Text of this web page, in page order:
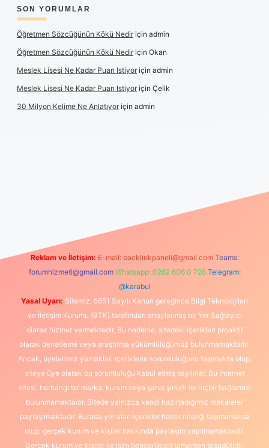
SON YORUMLAR
Öğretmen Sözcüğünün Kökü Nediriçin admin
Öğretmen Sözcüğünün Kökü Nediriçin Okan
Meslek Lisesi Ne Kadar Puan Istiyoriçin admin
Meslek Lisesi Ne Kadar Puan Istiyoriçin Çelik
30 Milyon Kelime Ne Anlatıyoriçin admin
elexbetgiris.org
Reklam ve İletişim: E-mail: backlinkpaneli@gmail.com Teams:
forumhizmeti@gmail.com Whatsapp: 0262 606 0 726 Telegram:
@karabul
Yasal Uyarı: Sitemiz, 5651 Sayılı Kanun gereğince Bilgi Teknolojileri
ve İletişim Kurumu (BTK) tarafından onaylanmış bir Yer Sağlayıcı
olarak hizmet vermektedir. Bu nedenle, sitedeki içerikleri proaktif
olarak denetleme veya araştırma yükümlülüğümüz bulunmamaktadır.
Ancak, üyelerimiz yazdıkları içeriklerin sorumluluğunu taşımakta olup,
siteye üye olarak bu sorumluluğu kabul etmiş sayılırlar. Bu internet
sitesi, herhangi bir marka, kurum veya şahıs şirketi ile hiçbir bağlantısı
bulunmamaktadır. Sitede yalnızca kendi hazırladığımız makaleler
paylaşılmaktadır. Burada yer alan içerikler haber niteliği taşımamakta
olup, gerçek kurum ve kişiler hakkında paylaşım yapılmamaktadır.
Gerçek kurum ve kişiler ile isim benzerlikleri tamamen tesadüfidir.